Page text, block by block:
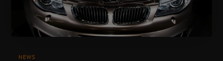
NEWS